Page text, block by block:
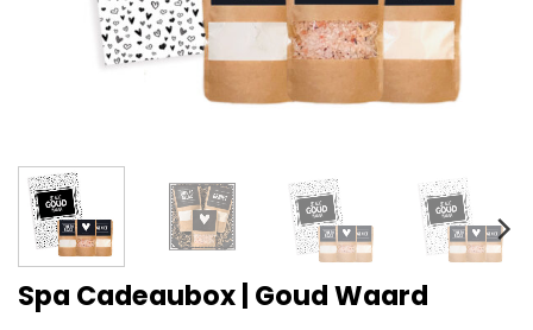
Spa Cadeaubox | Goud Waard